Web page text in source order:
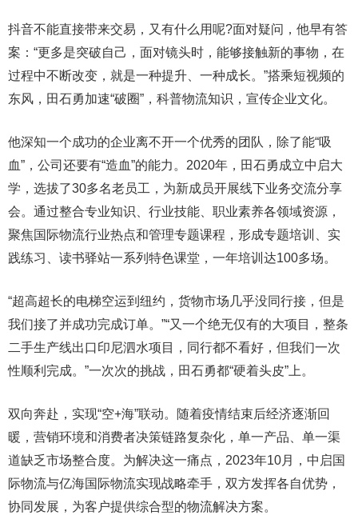
抖音不能直接带来交易，又有什么用呢?面对疑问，他早有答
案：“更多是突破自己，面对镜头时，能够接触新的事物，在
过程中不断改变，就是一种提升、一种成长。”搭乘短视频的
东风，田石勇加速“破圈”，科普物流知识，宣传企业文化。
他深知一个成功的企业离不开一个优秀的团队，除了能“吸
血”，公司还要有“造血”的能力。2020年，田石勇成立中启大
学，选拔了30多名老员工，为新成员开展线下业务交流分享
会。通过整合专业知识、行业技能、职业素养各领域资源，
聚焦国际物流行业热点和管理专题课程，形成专题培训、实
践练习、读书驿站一系列特色课堂，一年培训达100多场。
“超高超长的电梯空运到纽约，货物市场几乎没同行接，但是
我们接了并成功完成订单。”“又一个绝无仅有的大项目，整条
二手生产线出口印尼泗水项目，同行都不看好，但我们一次
性顺利完成。”一次次的挑战，田石勇都“硬着头皮”上。
双向奔赴，实现“空+海”联动。随着疫情结束后经济逐渐回
暖，营销环境和消费者决策链路复杂化，单一产品、单一渠
道缺乏市场整合度。为解决这一痛点，2023年10月，中启国
际物流与亿海国际物流实现战略牵手，双方发挥各自优势，
协同发展，为客户提供综合型的物流解决方案。